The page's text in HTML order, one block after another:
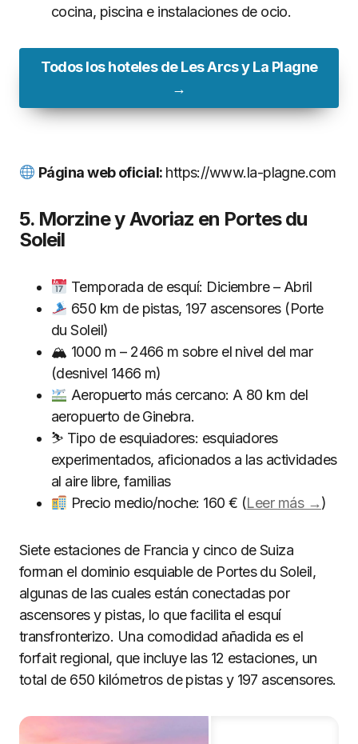
cocina, piscina e instalaciones de ocio.
Todos los hoteles de Les Arcs y La Plagne
→
Página web oficial: https://www.la-plagne.com
5. Morzine y Avoriaz en Portes du
Soleil
Temporada de esquí: Diciembre – Abril
650 km de pistas, 197 ascensores (Porte
du Soleil)
🏔 1000 m – 2466 m sobre el nivel del mar
(desnivel 1466 m)
Aeropuerto más cercano: A 80 km del
aeropuerto de Ginebra.
⛷ Tipo de esquiadores: esquiadores
experimentados, aficionados a las actividades
al aire libre, familias
Precio medio/noche: 160 € (Leer más →)
Siete estaciones de Francia y cinco de Suiza
forman el dominio esquiable de Portes du Soleil,
algunas de las cuales están conectadas por
ascensores y pistas, lo que facilita el esquí
transfronterizo. Una comodidad añadida es el
forfait regional, que incluye las 12 estaciones, un
total de 650 kilómetros de pistas y 197 ascensores.